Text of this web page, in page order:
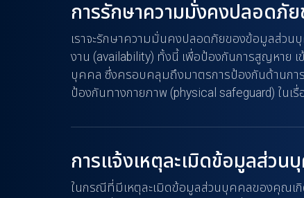
การรักษาความมั่งคงปลอดภั
เราจะรักษาความมั่นคงปลอดภัยของข้อมูลส่ว
งาน (availability) ทั้งนี้ เพื่อป้องกันการสูญหาย
บุคคล ซึ่งครอบคลุมถึงมาตรการป้องกันด้านกา
ป้องกันทางกายภาพ (physical safeguard) ใน
การแจ้งเหตุละเมิดข้อมูลส่วน
ในกรณีที่มีเหตุละเมิดข้อมูลส่วนบุคคลของคุณเกิ